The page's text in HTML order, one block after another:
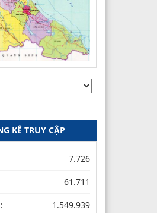
KÊ TRUY CẬP
7.726
61.711
1.549.939